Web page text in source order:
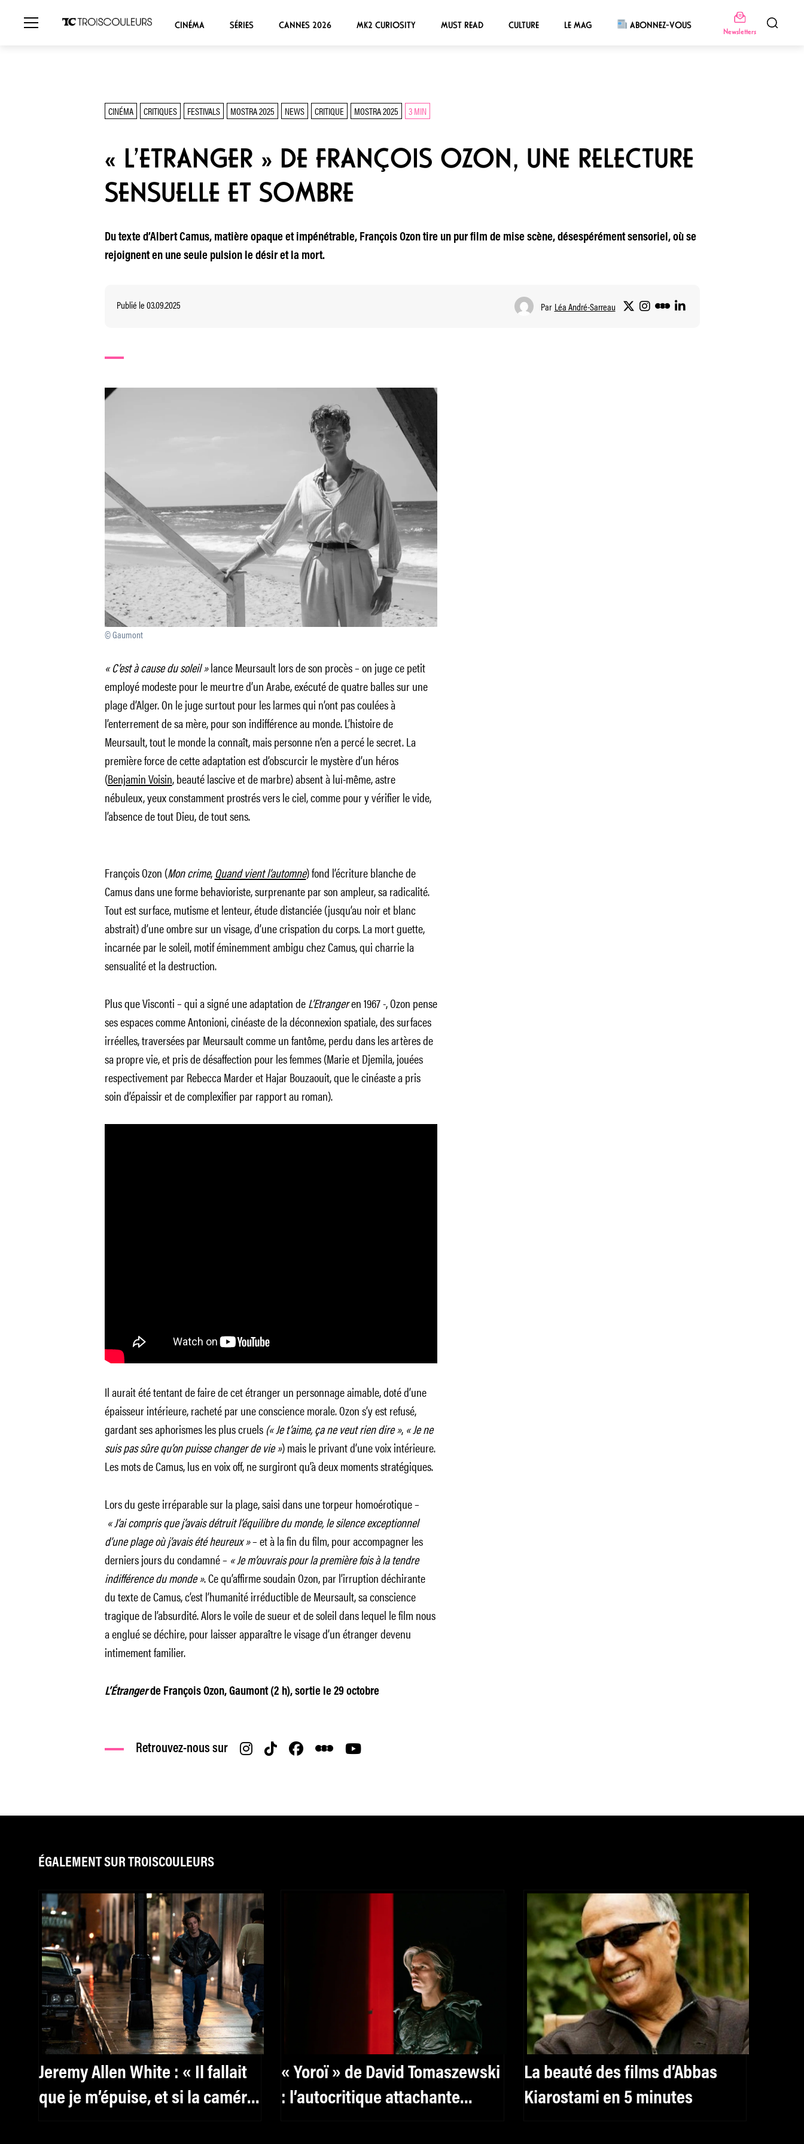
CINÉMA SÉRIES CANNES 2026 MK2 CURIOSITY MUST READ CULTURE LE MAG ABONNEZ-VOUS
Newsletters
CINÉMA CRITIQUES FESTIVALS MOSTRA 2025 NEWS CRITIQUE MOSTRA 2025 3 MIN
« L’ETRANGER » DE FRANÇOIS OZON, UNE RELECTURE
SENSUELLE ET SOMBRE
Du texte d’Albert Camus, matière opaque et impénétrable, François Ozon tire un pur film de mise scène, désespérément sensoriel, où se
rejoignent en une seule pulsion le désir et la mort.
Publié le 03.09.2025 Par Léa André-Sarreau
© Gaumont
« C’est à cause du soleil »lance Meursault lors de son procès – on juge ce petit
employé modeste pour le meurtre d’un Arabe, exécuté de quatre balles sur une
plage d’Alger. On le juge surtout pour les larmes qui n’ont pas coulées à
l’enterrement de sa mère, pour son indifférence au monde. L’histoire de
Meursault, tout le monde la connaît, mais personne n’en a percé le secret. La
première force de cette adaptation est d’obscurcir le mystère d’un héros
(Benjamin Voisin, beauté lascive et de marbre) absent à lui-même, astre
nébuleux, yeux constamment prostrés vers le ciel, comme pour y vérifier le vide,
l’absence de tout Dieu, de tout sens.
François Ozon (Mon crime, Quand vient l’automne) fond l’écriture blanche de
Camus dans une forme behavioriste, surprenante par son ampleur, sa radicalité.
Tout est surface, mutisme et lenteur, étude distanciée (jusqu’au noir et blanc
abstrait) d’une ombre sur un visage, d’une crispation du corps. La mort guette,
incarnée par le soleil, motif éminemment ambigu chez Camus, qui charrie la
sensualité et la destruction.
Plus que Visconti – qui a signé une adaptation deL’Etrangeren 1967 -, Ozon pense
ses espaces comme Antonioni, cinéaste de la déconnexion spatiale, des surfaces
irréelles, traversées par Meursault comme un fantôme, perdu dans les artères de
sa propre vie, et pris de désaffection pour les femmes (Marie et Djemila, jouées
respectivement par Rebecca Marder et Hajar Bouzaouit, que le cinéaste a pris
soin d’épaissir et de complexifier par rapport au roman).
Il aurait été tentant de faire de cet étranger un personnage aimable, doté d’une
épaisseur intérieure, racheté par une conscience morale. Ozon s’y est refusé,
gardant ses aphorismes les plus cruels (« Je t’aime, ça ne veut rien dire », « Je ne
suis pas sûre qu’on puisse changer de vie ») mais le privant d’une voix intérieure.
Les mots de Camus, lus en voix off, ne surgiront qu’à deux moments stratégiques.
Lors du geste irréparable sur la plage, saisi dans une torpeur homoérotique –
« J’ai compris que j’avais détruit l’équilibre du monde, le silence exceptionnel
d’une plage où j’avais été heureux »– et à la fin du film, pour accompagner les
derniers jours du condamné – « Je m’ouvrais pour la première fois à la tendre
indifférence du monde ». Ce qu’affirme soudain Ozon, par l’irruption déchirante
du texte de Camus, c’est l’humanité irréductible de Meursault, sa conscience
tragique de l’absurdité. Alors le voile de sueur et de soleil dans lequel le film nous
a englué se déchire, pour laisser apparaître le visage d’un étranger devenu
intimement familier.
L’Étrangerde François Ozon, Gaumont (2 h), sortie le 29 octobre
Retrouvez-nous sur
ÉGALEMENT SUR TROISCOULEURS
Jeremy Allen White : « Il fallait
que je m’épuise, et si la caméra
« Yoroï » de David Tomaszewski
: l’autocritique attachante
La beauté des films d’Abbas
Kiarostami en 5 minutes